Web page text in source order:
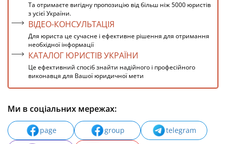
Та отримаєте вигідну пропозицію від більш ніж 5000 юристів
з усієї України.
ВІДЕО-КОНСУЛЬТАЦІЯ
Для юриста це сучасне і ефективне рішення для отримання
необхідної інформації
КАТАЛОГ ЮРИСТІВ УКРАЇНИ
Це ефективний спосіб знайти надійного і професійного
виконавця для Вашої юридичної мети
Ми в соціальних мережах:
page group
telegram